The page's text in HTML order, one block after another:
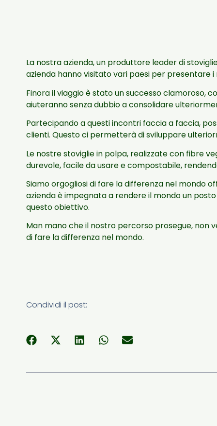
La nostra azienda, un produttore leader di
azienda hanno visitato vari paesi per presentare
Finora il viaggio è stato un successo clamoroso,
aiuteranno senza dubbio a consolidare
Partecipando a questi incontri faccia a faccia,
clienti. Questo ci permetterà di sviluppare
Le nostre stoviglie in polpa, realizzate con fibre
durevole, facile da usare e compostabile,
Siamo orgogliosi di fare la differenza nel mondo
azienda è impegnata a rendere il mondo un
questo obiettivo.
Man mano che il nostro percorso prosegue, non
di fare la differenza nel mondo.
Condividi il post: